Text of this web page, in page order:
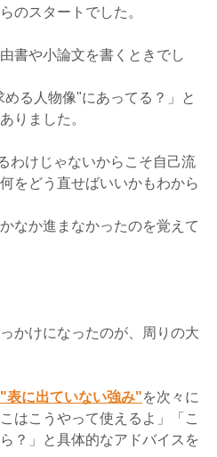
のスタートでした。
書や小論文を書くときでし
める人物像"にあってる？」と
りました。
わけじゃないからこそ自己流
をどう直せばいいかもわから
なか進まなかったのを覚えて
かけになったのが、周りの大
"表に出ていない強み"を次々に
はこうやって使えるよ」「こ
？」と具体的なアドバイスを